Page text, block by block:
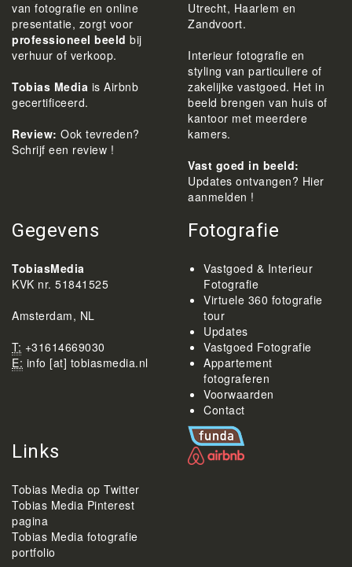
van fotografie en online
presentatie, zorgt voor
professioneel beeld bij
verhuur of verkoop.
Tobias Media is Airbnb
gecertificeerd.
Review: Ook tevreden?
Schrijf een review !
Utrecht, Haarlem en
Zandvoort.
Interieur fotografie en
styling van particuliere of
zakelijke vastgoed. Het in
beeld brengen van huis of
kantoor met meerdere
kamers.
Vast goed in beeld:
Updates ontvangen? Hier
aanmelden !
Gegevens
TobiasMedia
KVK nr. 51841525
Amsterdam, NL
T: +31614669030
E: info [at] tobiasmedia.nl
Fotografie
Vastgoed & Interieur
Fotografie
Virtuele 360 fotografie
tour
Updates
Vastgoed Fotografie
Appartement
fotograferen
Voorwaarden
Contact
Links
Tobias Media op Twitter
Tobias Media Pinterest
pagina
Tobias Media fotografie
portfolio